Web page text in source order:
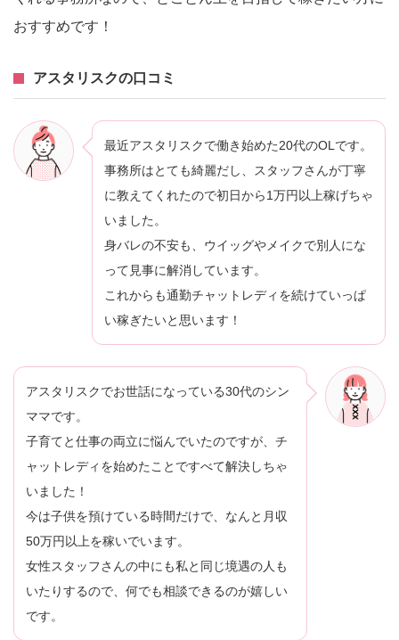
おすすめです！
アスタリスクの口コミ
最近アスタリスクで働き始めた20代のOLです。
事務所はとても綺麗だし、スタッフさんが丁寧
に教えてくれたので初日から1万円以上稼げちゃ
いました。
身バレの不安も、ウイッグやメイクで別人にな
って見事に解消しています。
これからも通勤チャットレディを続けていっぱ
い稼ぎたいと思います！
アスタリスクでお世話になっている30代のシン
ママです。
子育てと仕事の両立に悩んでいたのですが、チ
ャットレディを始めたことですべて解決しちゃ
いました！
今は子供を預けている時間だけで、なんと月収
50万円以上を稼いでいます。
女性スタッフさんの中にも私と同じ境遇の人も
いたりするので、何でも相談できるのが嬉しい
です。